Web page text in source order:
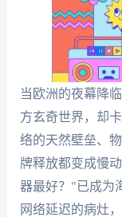
当欧洲的夜幕降
方玄奇世界，却
络的天然壁垒、
牌释放都变成慢
器最好？"已成为
网络延迟的病灶